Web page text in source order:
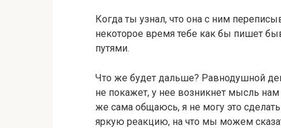
Когда ты узнал, что она с ним
некоторое время тебе как бы пишет
путями.
Что же будет дальше? Равнодушной
не покажет, у нее возникнет мысль нам
же сама общаюсь, я не могу это
яркую реакцию, на что мы можем